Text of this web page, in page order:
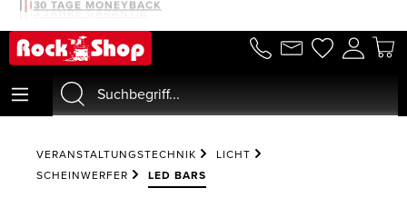
30 TAGE MONEYBACK
VERANSTALTUNGSTECHNIK
LICHT
SCHEINWERFER
LED BARS